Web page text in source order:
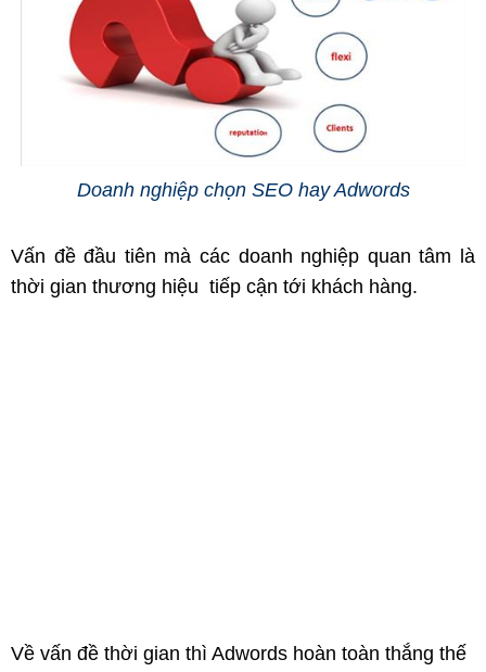
Doanh nghiệp chọn SEO hay Adwords
Vấn đề đầu tiên mà các doanh nghiệp quan tâm là
thời gian thương hiệu tiếp cận tới khách hàng.
Về vấn đề thời gian thì Adwords hoàn toàn thắng thế